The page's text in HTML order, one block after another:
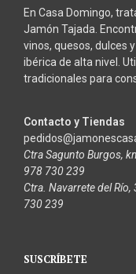
En Casa Domingo,
Jamón Tajada.
vinos, quesos, dulces
ibérica de alta nivel.
tradicionales para
Contacto y Tiendas
Ctra Sagunto Burgos,
978 730 239
Ctra. Navarrete del
730 239
SUSCRÍBETE